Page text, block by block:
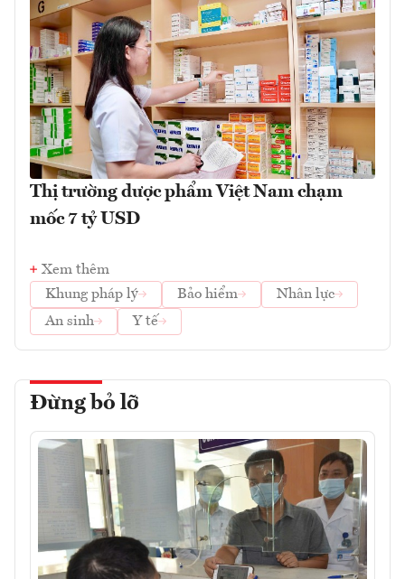
Thị trường dược phẩm Việt Nam chạm
mốc 7 tỷ USD
Xem thêm
Khung pháp lý
Bảo hiểm
Nhân lực
An sinh
Y tế
Đừng bỏ lỡ